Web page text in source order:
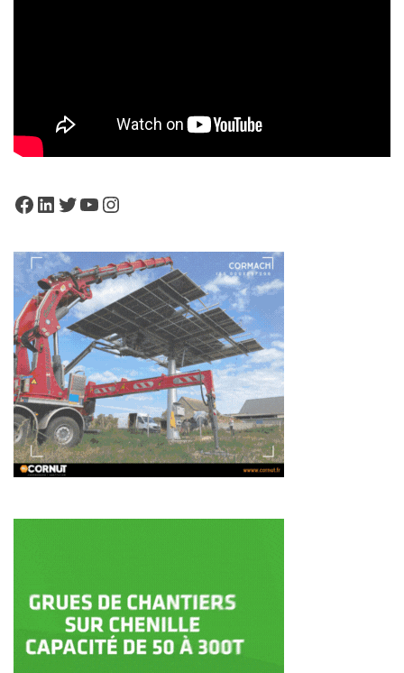
Facebook
LinkedIn
Twitter
YouTube
Instagram